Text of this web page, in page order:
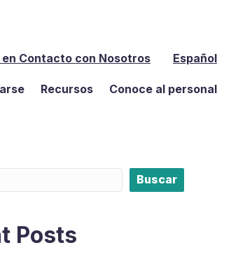
en Contacto con Nosotros Español
Recursos Conoce al personal
Buscar
Posts